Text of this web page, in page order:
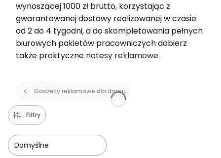
wynoszącej 1000 zł brutto, korzystając z
gwarantowanej dostawy realizowanej w czasie
od 2 do 4 tygodni, a do skompletowania pełnych
biurowych pakietów pracowniczych dobierz
także praktyczne notesy reklamowe.
Gadżety reklamowe dla domu
Filtry
Domyślne